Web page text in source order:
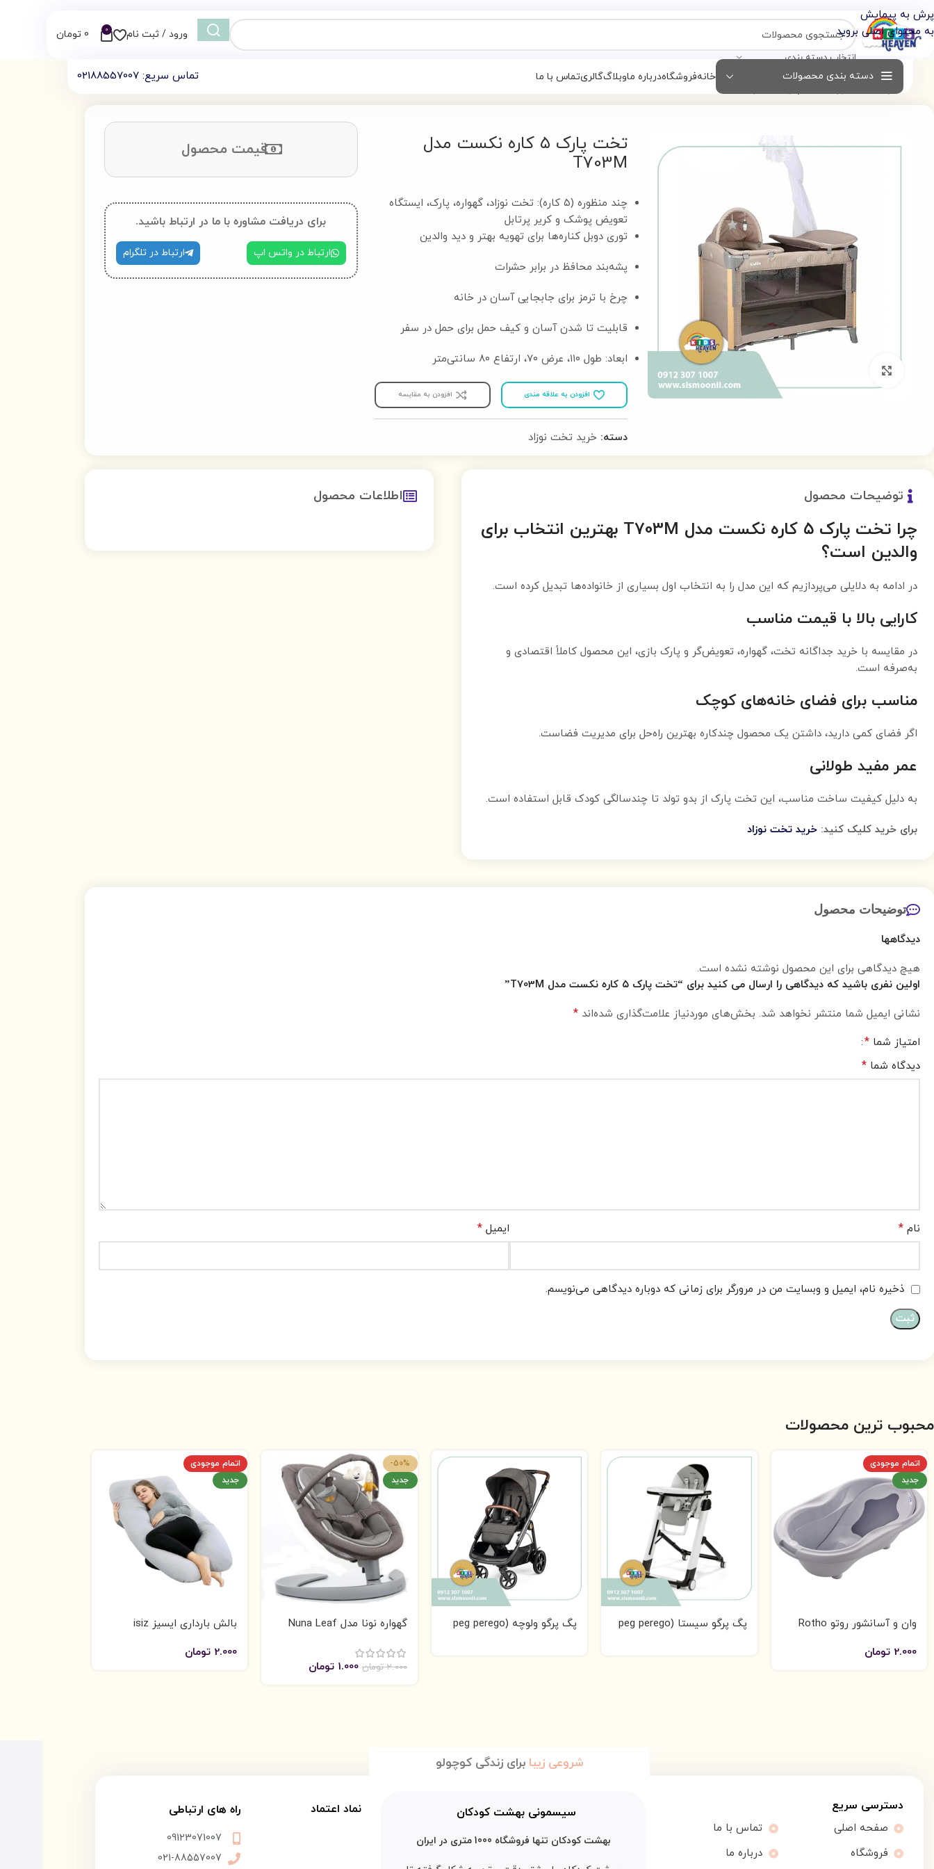
پرش به پیمایش
به محتوای اصلی بروید
انتخاب دسته بندی
ورود / ثبت نام 0
0 تومان
دسته بندی محصولات خانهفروشگاهدرباره ماوبلاگگالریتماس با ما
تماس سریع: 02188557007
تخت پارک ۵ کاره نکست مدل
T703M
چند منظوره (۵ کاره): تخت نوزاد، گهواره، پارک، ایستگاه
تعویض پوشک و کریر پرتابل
توری دوبل کناره‌ها برای تهویه بهتر و دید والدین
پشه‌بند محافظ در برابر حشرات
چرخ با ترمز برای جابجایی آسان در خانه
قابلیت تا شدن آسان و کیف حمل برای حمل در سفر
ابعاد: طول ۱۱۰، عرض ۷۰، ارتفاع ۸۰ سانتی‌متر
افزودن به علاقه مندی افزودن به مقایسه
دسته: خرید تخت نوزاد
قیمت محصول
برای دریافت مشاوره با ما در ارتباط باشید.
ارتباط در واتس اپ ارتباط در تلگرام
توضیحات محصول
چرا تخت پارک ۵ کاره نکست مدل T703M بهترین انتخاب برای
والدین است؟
در ادامه به دلایلی می‌پردازیم که این مدل را به انتخاب اول بسیاری از خانواده‌ها تبدیل کرده است.
کارایی بالا با قیمت مناسب
در مقایسه با خرید جداگانه تخت، گهواره، تعویض‌گر و پارک بازی، این محصول کاملاً اقتصادی و
به‌صرفه است.
مناسب برای فضای خانه‌های کوچک
اگر فضای کمی دارید، داشتن یک محصول چندکاره بهترین راه‌حل برای مدیریت فضاست.
عمر مفید طولانی
به دلیل کیفیت ساخت مناسب، این تخت پارک از بدو تولد تا چندسالگی کودک قابل استفاده است.
برای خرید کلیک کنید: خرید تخت نوزاد
اطلاعات محصول
توضیحات محصول
دیدگاهها
هیچ دیدگاهی برای این محصول نوشته نشده است.
اولین نفری باشید که دیدگاهی را ارسال می کنید برای “تخت پارک ۵ کاره نکست مدل T703M”
نشانی ایمیل شما منتشر نخواهد شد. بخش‌های موردنیاز علامت‌گذاری شده‌اند *
امتیاز شما *
دیدگاه شما *
نام * ایمیل *
ذخیره نام، ایمیل و وبسایت من در مرورگر برای زمانی که دوباره دیدگاهی می‌نویسم.
محبوب ترین محصولات
اتمام موجودی
جدید
وان و آسانشور روتو Rotho
2.000 تومان
پگ پرگو سیستا (peg perego
پگ پرگو ولوچه (peg perego
-50%
جدید
گهواره نونا مدل Nuna Leaf
2.000 تومان 1.000 تومان
اتمام موجودی
جدید
بالش بارداری ایسیز isiz
2.000 تومان
شروعی زیبابرای زندگی کوچولو
دسترسی سریع
صفحه اصلی
فروشگاه
تماس با ما
درباره ما
سیسمونی بهشت کودکان
بهشت کودکان تنها فروشگاه 1000 متری در ایران
نماد اعتماد راه های ارتباطی
09123071007
021-88557007
بهشت کودکان تنها فروشگاه 1000 متری در ایران